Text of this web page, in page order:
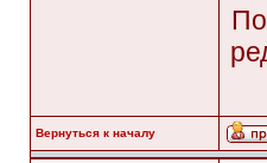
Вернуться к началу